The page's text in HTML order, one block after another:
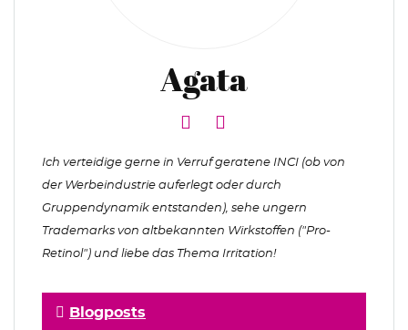
Agata
Ich verteidige gerne in Verruf geratene INCI (ob von
der Werbeindustrie auferlegt oder durch
Gruppendynamik entstanden), sehe ungern
Trademarks von altbekannten Wirkstoffen ("Pro-
Retinol") und liebe das Thema Irritation!
Blogposts